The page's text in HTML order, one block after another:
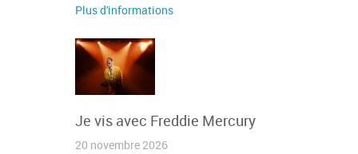
Plus d'informations
Je vis avec Freddie Mercury
20 novembre 2026